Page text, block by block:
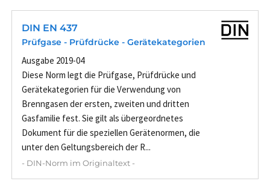
DIN EN 437
Prüfgase - Prüfdrücke - Gerätekategorien
Ausgabe 2019-04
Diese Norm legt die Prüfgase, Prüfdrücke und
Gerätekategorien für die Verwendung von
Brenngasen der ersten, zweiten und dritten
Gasfamilie fest. Sie gilt als übergeordnetes
Dokument für die speziellen Gerätenormen, die
unter den Geltungsbereich der R...
- DIN-Norm im Originaltext -